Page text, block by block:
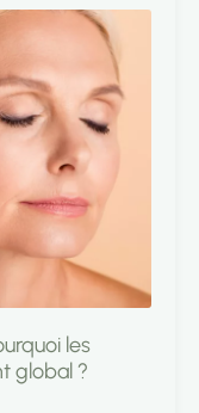
les
global ?